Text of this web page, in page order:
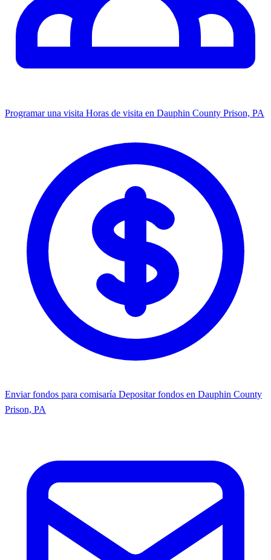
Programar una visita Horas de visita en Dauphin County Prison, PA
Enviar fondos para comisaría Depositar fondos en Dauphin County
Prison, PA